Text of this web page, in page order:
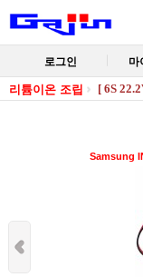
로그인 마
리튬이온 조립 [ 6S
Samsung